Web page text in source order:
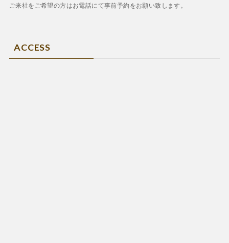
ご来社をご希望の方はお電話にて事前予約をお願い致します。
ACCESS